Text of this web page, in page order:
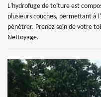
L'hydrofuge de toiture est
plusieurs couches, permettant à
pénétrer. Prenez soin de votre
Nettoyage.